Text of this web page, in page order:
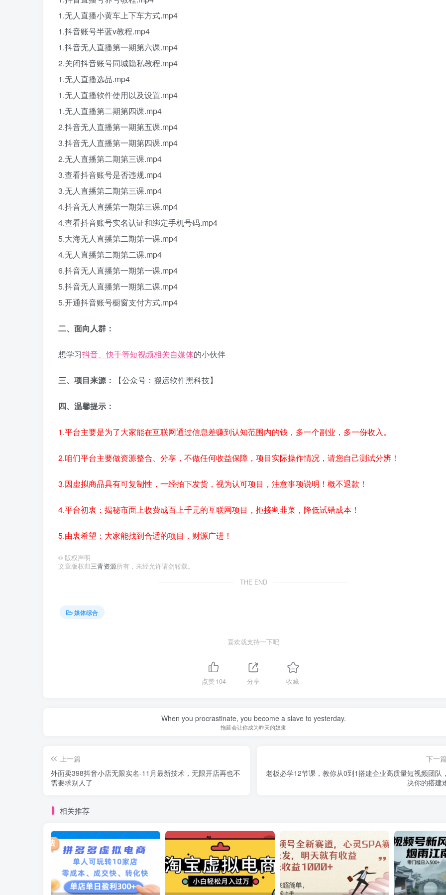
1.无人直播小黄车上下车方式.mp4
1.抖音账号半蓝v教程.mp4
1.抖音无人直播第一期第六课.mp4
2.关闭抖音账号同城隐私教程.mp4
1.无人直播选品.mp4
1.无人直播软件使用以及设置.mp4
1.无人直播第二期第四课.mp4
2.抖音无人直播第一期第五课.mp4
3.抖音无人直播第一期第四课.mp4
2.无人直播第二期第三课.mp4
3.查看抖音账号是否违规.mp4
3.无人直播第二期第三课.mp4
4.抖音无人直播第一期第三课.mp4
4.查看抖音账号实名认证和绑定手机号码.mp4
5.大海无人直播第二期第一课.mp4
4.无人直播第二期第二课.mp4
6.抖音无人直播第一期第一课.mp4
5.抖音无人直播第一期第二课.mp4
5.开通抖音账号橱窗支付方式.mp4
二、面向人群：
想学习抖音、快手等短视频相关自媒体的小伙伴
三、项目来源： 【公众号：搬运软件黑科技】
四、温馨提示：
1.平台主要是为了大家能在互联网通过信息差赚到认知范围内的钱，多一个副业，多一份收入。
2.咱们平台主要做资源整合、分享，不做任何收益保障，项目实际操作情况，请您自己测试分辨！
3.因虚拟商品具有可复制性，一经拍下发货，视为认可项目，注意事项说明！概不退款！
4.平台初衷：揭秘市面上收费成百上千元的互联网项目，拒接割韭菜，降低试错成本！
5.由衷希望：大家能找到合适的项目，财源广进！
© 版权声明
文章版权归三青资源所有，未经允许请勿转载。
THE END
媒体综合
喜欢就支持一下吧
点赞104 分享 收藏
When you procrastinate, you become a slave to yesterday.
拖延会让你成为昨天的奴隶
上一篇
外面卖398抖音小店无限实名-11月最新技术，无限开店再也不
需要求别人了
下一篇
老板必学12节课，教你从0到1搭建企业高质量短视频团队
决你的搭建
相关推荐